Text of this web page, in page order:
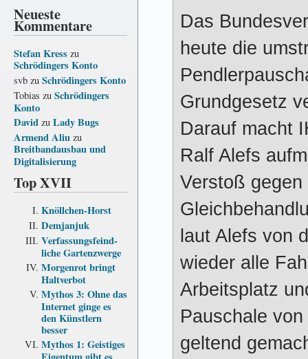
Neueste
Kommentare
Stefan Kress zu
Schrödingers Konto
svb zu Schrödingers Konto
Tobias zu Schrödingers
Konto
David zu Lady Bugs
Armend Aliu zu
Breitbandausbau und
Digitalisierung
Top XVII
Knöllchen-Horst
Demjanjuk
Verfassungs­feind­
liche Garten­zwerge
Morgenrot bringt
Haltverbot
Mythos 3: Ohne das
Internet ginge es
den Künstlern
besser
Mythos 1: Geistiges
Eigentum gibt es
Das
heute die
Grundgesetz
Darauf macht
Ralf Alefs
Verstoß
laut Alefs von
wieder alle
Arbeitsplatz
Pauschale
geltend